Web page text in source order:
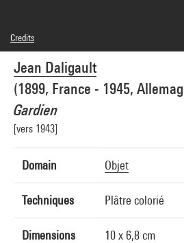
Jean Daligault
(1899, France - 1945,
Gardien
[vers 1943]
Domain Objet
Techniques Plâtre colorié
Dimensions 10 x 6,8 cm
Credits
Caption : Visuel a usage documentaire
Domaine public
Photo credits : Musée de la résistance et de la
Besançon
Image reference : 5A05848